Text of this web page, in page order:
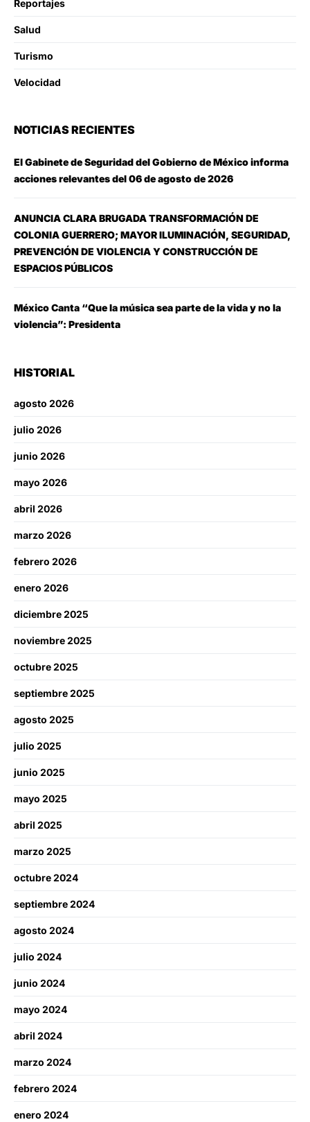
Reportajes
Salud
Turismo
Velocidad
NOTICIAS RECIENTES
El Gabinete de Seguridad del Gobierno de México informa
acciones relevantes del 06 de agosto de 2026
ANUNCIA CLARA BRUGADA TRANSFORMACIÓN DE
COLONIA GUERRERO; MAYOR ILUMINACIÓN, SEGURIDAD,
PREVENCIÓN DE VIOLENCIA Y CONSTRUCCIÓN DE
ESPACIOS PÚBLICOS
México Canta “Que la música sea parte de la vida y no la
violencia”: Presidenta
HISTORIAL
agosto 2026
julio 2026
junio 2026
mayo 2026
abril 2026
marzo 2026
febrero 2026
enero 2026
diciembre 2025
noviembre 2025
octubre 2025
septiembre 2025
agosto 2025
julio 2025
junio 2025
mayo 2025
abril 2025
marzo 2025
octubre 2024
septiembre 2024
agosto 2024
julio 2024
junio 2024
mayo 2024
abril 2024
marzo 2024
febrero 2024
enero 2024